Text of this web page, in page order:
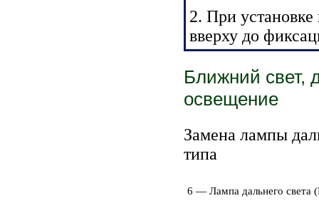
2. При
вверху до
Ближний свет,
освещение
Замена лампы
типа
6 — Лампа дальнего света